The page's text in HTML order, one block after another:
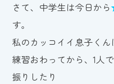
メールで
さて、中学生は今日から
す。
私のカッコイイ息子く
練習おわってから、1人
振りしたり